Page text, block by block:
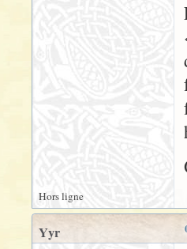
Hors ligne
Yyr